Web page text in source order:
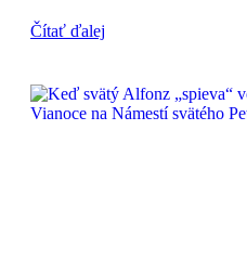
Čítať ďalej